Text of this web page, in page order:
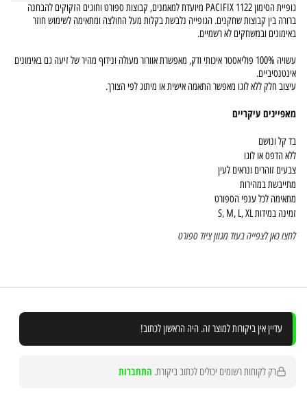
גופיית הסימון PACIFIX 1122 מיועדת למאמנים, קבוצות ספורט וחוגים הזקוקים להבחנה
ברורה בין קבוצות שחקנים. הגופייה נלבשת בקלות מעל החולצה ומתאימה לשימוש חוזר
באימונים ובמשחקים לא רשמיים.
עשויה 100% פוליאסטר איכותי ודק, מאפשרת אוורור מעולה ונידוף מהיר של זיעה גם באימונים
אינטנסיביים.
עיצוב חלק ללא לוגו מאפשר התאמה אישית או מיתוג לפי הצורך.
מאפיינים עיקריים
בד קל ונושם
ללא הדפס או לוגו
צבעים זוהרים ונראים לעין
מתייבשת במהירות
מתאימה לכל ענפי הספורט
זמינה במידות S, M, L, XL
לחצו כאן לצפייה בעוד מגוון ציוד ספורט
עדיין אין ביקורות למוצר זה. היה הראשון לכתוב!
רק לקוחות רשומים יכולים לכתוב ביקורת. התחברות